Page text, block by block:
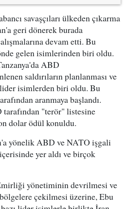
savaşçıları ülkeden çıkarma
geri dönerek burada
devam etti. Bu
gelen isimlerinden biri oldu.
ABD
saldırıların planlanması ve
isimlerden biri oldu. Bu
aranmaya başlandı.
"terör" listesine
dolar ödül konuldu.
yönelik ABD ve NATO işgali
yer aldı ve birçok
yönetiminin devrilmesi ve
çekilmesi üzerine, Ebu